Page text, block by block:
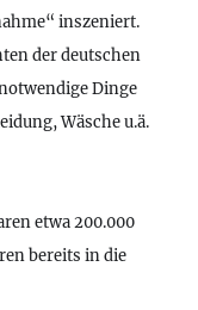
inszeniert.
der deutschen
Dinge
Wäsche u.ä.
etwa 200.000
bereits in die